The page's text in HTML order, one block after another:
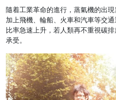
隨着工業革命的進行，蒸氣機的出
加上飛機、輪船、火車和汽車等交
比率急速上升，若人類再不重視碳
承受。